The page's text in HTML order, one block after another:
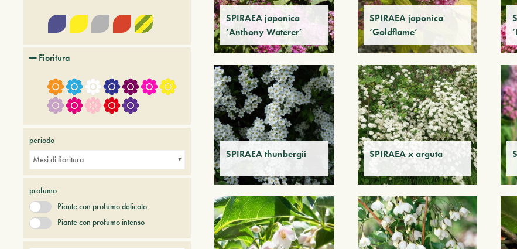
SPIRAEA japonica
‘Anthony Waterer’
SPIRAEA japonica
‘Goldflame’
SPIRAEA thunbergii SPIRAEA x arguta
Fioritura
periodo
Mesi di fioritura
profumo
Piante con profumo delicato
Piante con profumo intenso